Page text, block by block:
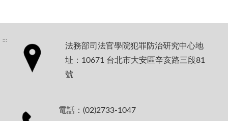
:::
法務部司法官學院犯罪防治研究中心地
址：10671 台北市大安區辛亥路三段81
號
電話：(02)2733-1047